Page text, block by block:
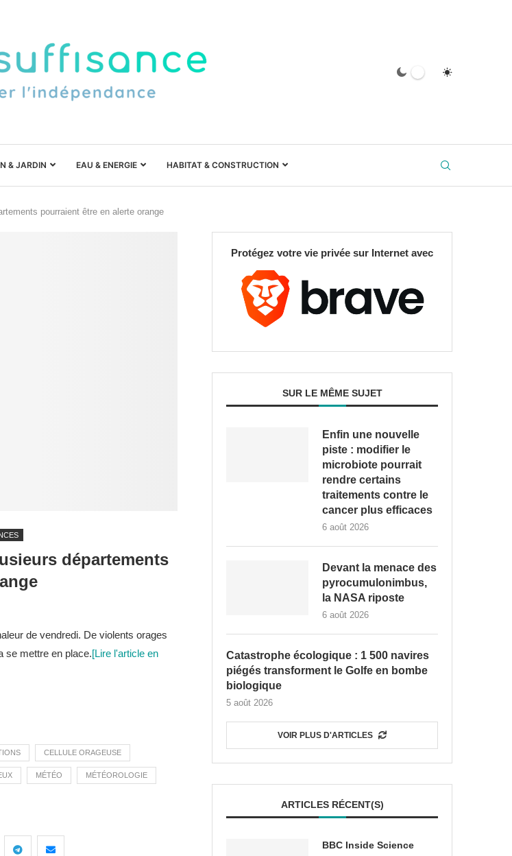
& JARDIN EAU & ENERGIE HABITAT & CONSTRUCTION
pourraient être en alerte orange
départements
de vendredi. De violents orages
se mettre en place.[Lire l'article en
CELLULE ORAGEUSE
MÉTÉO MÉTÉOROLOGIE
Protégez votre vie privée sur Internet avec
SUR LE MÊME SUJET
Enfin une nouvelle
piste : modifier le
microbiote pourrait
rendre certains
traitements contre le
cancer plus efficaces
6 août 2026
Devant la menace des
pyrocumulonimbus,
la NASA riposte
6 août 2026
Catastrophe écologique : 1 500 navires
piégés transforment le Golfe en bombe
biologique
5 août 2026
VOIR PLUS D'ARTICLES
ARTICLES RÉCENT(S)
BBC Inside Science